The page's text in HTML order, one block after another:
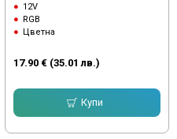
12V
RGB
Цветна
17.90 € (35.01 лв.)
Купи